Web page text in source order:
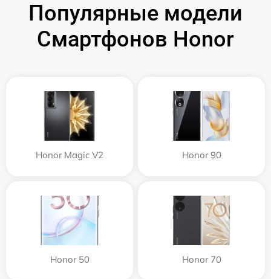
Популярные модели
Смартфонов Honor
Honor Magic V2 Honor 90
Honor 50 Honor 70